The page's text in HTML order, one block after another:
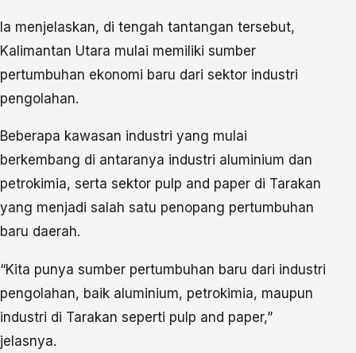
Ia menjelaskan, di tengah tantangan tersebut,
Kalimantan Utara mulai memiliki sumber
pertumbuhan ekonomi baru dari sektor industri
pengolahan.
Beberapa kawasan industri yang mulai
berkembang di antaranya industri aluminium dan
petrokimia, serta sektor pulp and paper di Tarakan
yang menjadi salah satu penopang pertumbuhan
baru daerah.
“Kita punya sumber pertumbuhan baru dari industri
pengolahan, baik aluminium, petrokimia, maupun
industri di Tarakan seperti pulp and paper,”
jelasnya.